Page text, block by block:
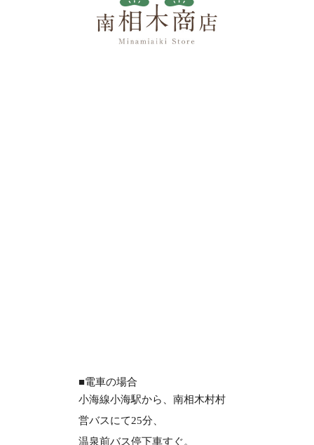
■電車の場合
小海線小海駅から、南相木村村
営バスにて25分、
温泉前バス停下車すぐ。